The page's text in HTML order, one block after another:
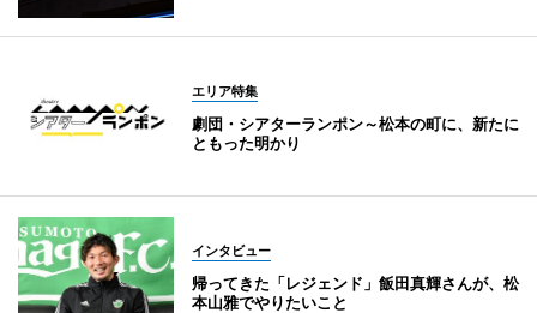
エリア特集
劇団・シアターランポン～松本の町に、新たに
ともった明かり
インタビュー
帰ってきた「レジェンド」飯田真輝さんが、松
本山雅でやりたいこと